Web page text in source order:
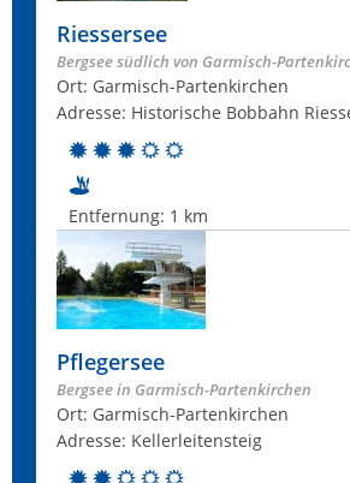
Riessersee
Bergsee südlich von Garmisch-
Ort: Garmisch-Partenkirchen
Adresse: Historische Bobbahn
Entfernung: 1 km
Pflegersee
Bergsee in Garmisch-Partenkirchen
Ort: Garmisch-Partenkirchen
Adresse: Kellerleitensteig